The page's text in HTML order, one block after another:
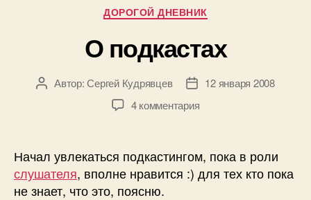
Рубрики
ДОРОГОЙ ДНЕВНИК
О подкастах
АвторАвтор:Сергей Кудрявцев
Дата12 января 2008
4 комментарияк
Начал увлекаться подкастингом, пока в роли
слушателя, вполне нравится :) для тех кто пока
не знает, что это, поясню.